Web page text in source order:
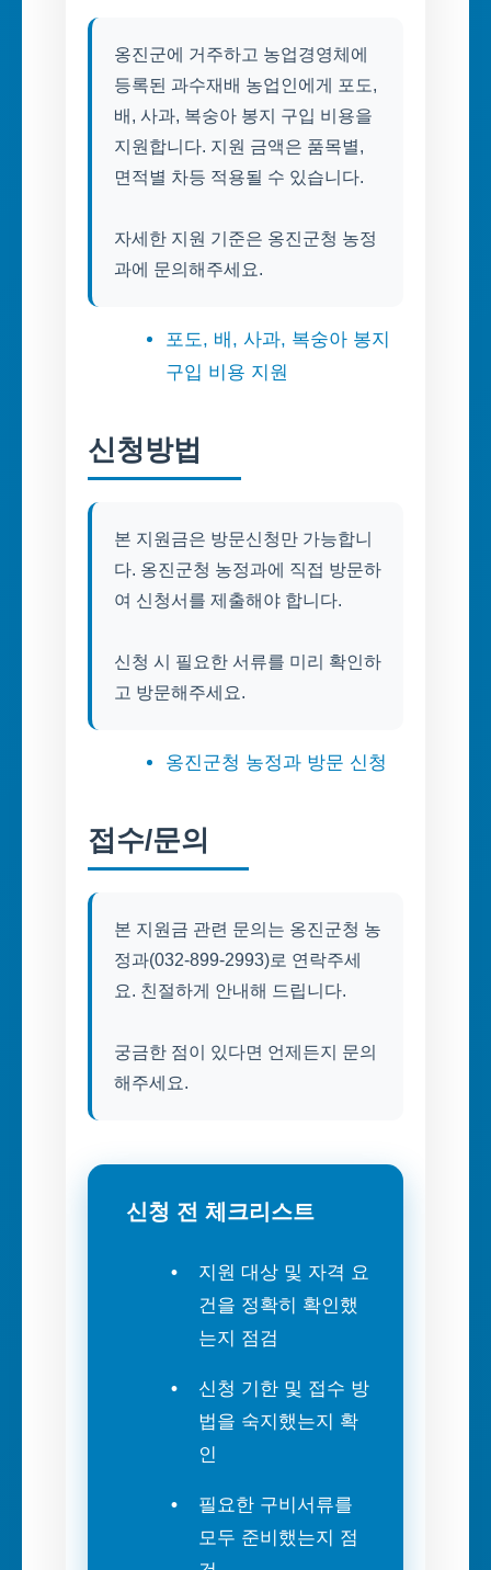
옹진군에 거주하고 농업경영체에
등록된 과수재배 농업인에게 포도,
배, 사과, 복숭아 봉지 구입 비용을
지원합니다. 지원 금액은 품목별,
면적별 차등 적용될 수 있습니다.
자세한 지원 기준은 옹진군청 농정
과에 문의해주세요.
포도, 배, 사과, 복숭아 봉지
구입 비용 지원
신청방법
본 지원금은 방문신청만 가능합니
다. 옹진군청 농정과에 직접 방문하
여 신청서를 제출해야 합니다.
신청 시 필요한 서류를 미리 확인하
고 방문해주세요.
옹진군청 농정과 방문 신청
접수/문의
본 지원금 관련 문의는 옹진군청 농
정과(032-899-2993)로 연락주세
요. 친절하게 안내해 드립니다.
궁금한 점이 있다면 언제든지 문의
해주세요.
신청 전 체크리스트
지원 대상 및 자격 요
건을 정확히 확인했
는지 점검
신청 기한 및 접수 방
법을 숙지했는지 확
인
필요한 구비서류를
모두 준비했는지 점